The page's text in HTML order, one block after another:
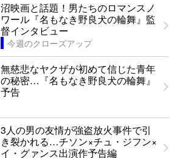
沼映画と話題！男たちのロマンスノ
ワール『名もなき野良犬の輪舞』監
督インタビュー
今週のクローズアップ
無慈悲なヤクザが初めて信じた青年
の秘密…『名もなき野良犬の輪舞』
予告
3人の男の友情が強盗放火事件で引
き裂かれる…チソン×チュ・ジフン×
イ・グァンス出演作予告編